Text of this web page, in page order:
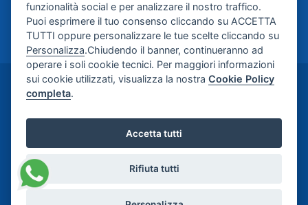
funzionalità social e per analizzare il nostro traffico.
Puoi esprimere il tuo consenso cliccando su ACCETTA
TUTTI oppure personalizzare le tue scelte cliccando su
Personalizza.Chiudendo il banner, continueranno ad
operare i soli cookie tecnici. Per maggiori informazioni
sui cookie utilizzati, visualizza la nostraCookie Policy
completa.
Accetta tutti
Rifiuta tutti
©2024-2026 Casa di Cura Maria Rosaria S.p.A. -